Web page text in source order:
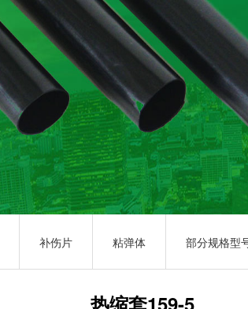
补伤片 粘弹体 部分规格型
热缩套159-5